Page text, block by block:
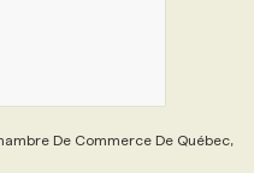
De Commerce De Québec,